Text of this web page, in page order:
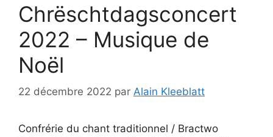
Chrëschtdagsconcert
2022 – Musique de
Noël
22 décembre 2022 par Alain Kleeblatt
Confrérie du chant traditionnel / Bractwo